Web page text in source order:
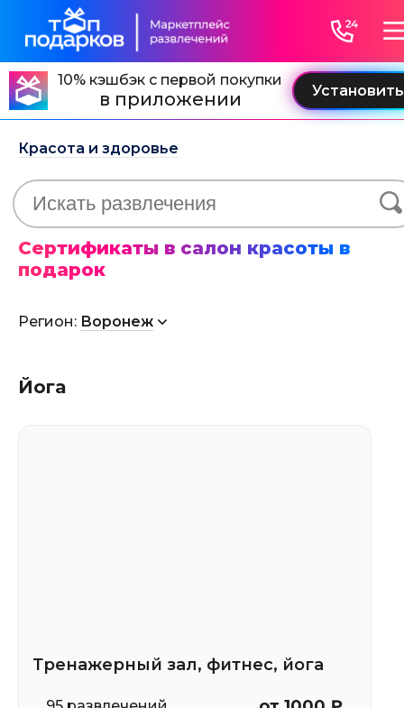
10% кэшбэк с первой покупки
в приложении
Красота и здоровье
Сертификаты в салон красоты в
подарок
Регион: Воронеж
Йога
Тренажерный зал, фитнес, йога